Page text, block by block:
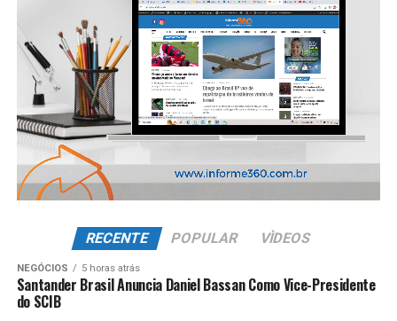
RECENTE POPULAR VÌDEOS
NEGÓCIOS 5 horas atrás
Santander Brasil Anuncia Daniel Bassan Como Vice-Presidente
do SCIB